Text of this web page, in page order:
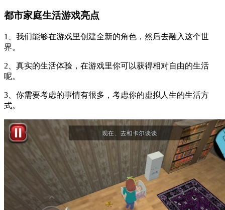
都市家庭生活游戏亮点
1、我们能够在游戏里创建全新的角色，然后去融入这个世
界。
2、真实的生活体验，在游戏里你可以获得相对自由的生活
呢。
3、你需要考虑的事情有很多，考虑你的虚拟人生的生活方
式。